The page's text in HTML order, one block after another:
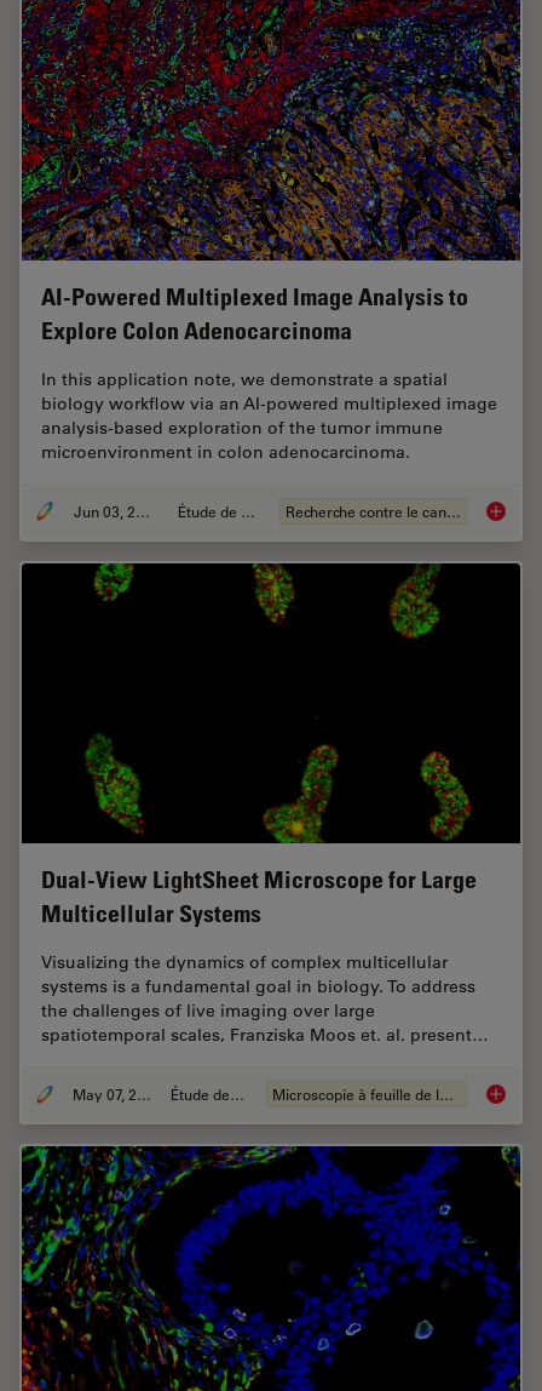
AI-Powered Multiplexed Image Analysis to
Explore Colon Adenocarcinoma
In this application note, we demonstrate a spatial
biology workflow via an AI-powered multiplexed image
analysis-based exploration of the tumor immune
microenvironment in colon adenocarcinoma.
Jun 03, 2024 Étude de cas Recherche contre le cancer AI-
Dual-View LightSheet Microscope for Large
Multicellular Systems
Visualizing the dynamics of complex multicellular
systems is a fundamental goal in biology. To address
the challenges of live imaging over large
spatiotemporal scales, Franziska Moos et. al. present…
May 07, 2024 Étude de cas Microscopie à feuille de lumière Dual-